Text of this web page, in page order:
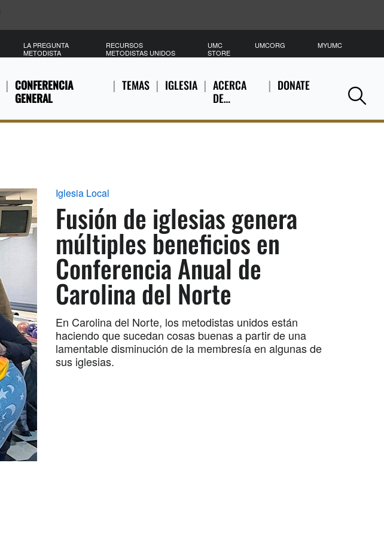
CONFERENCIA
GENERAL
TEMAS IGLESIA
ACERCA
DE…
DONATE
LA PREGUNTA
METODISTA
RECURSOS
METODISTAS UNIDOS
UMC
STORE
UMCORG MYUMC
Iglesia Local
Fusión de iglesias genera
múltiples beneficios en
Conferencia Anual de
Carolina del Norte
En Carolina del Norte, los metodistas unidos están
haciendo que sucedan cosas buenas a partir de una
lamentable disminución de la membresía en algunas de
sus iglesias.